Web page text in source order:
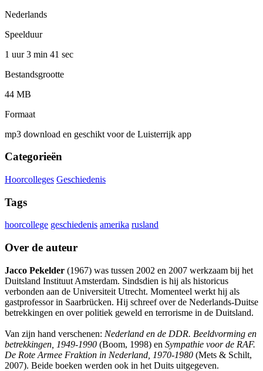
Nederlands
Speelduur
1 uur 3 min 41 sec
Bestandsgrootte
44 MB
Formaat
mp3 download en geschikt voor de Luisterrijk app
Categorieën
Hoorcolleges Geschiedenis
Tags
hoorcollege geschiedenis amerika rusland
Over de auteur
Jacco Pekelder (1967) was tussen 2002 en 2007 werkzaam bij het
Duitsland Instituut Amsterdam. Sindsdien is hij als historicus
verbonden aan de Universiteit Utrecht. Momenteel werkt hij als
gastprofessor in Saarbrücken. Hij schreef over de Nederlands-Duitse
betrekkingen en over politiek geweld en terrorisme in de Duitsland.
Van zijn hand verschenen: Nederland en de DDR. Beeldvorming en
betrekkingen, 1949-1990 (Boom, 1998) en Sympathie voor de RAF.
De Rote Armee Fraktion in Nederland, 1970-1980 (Mets & Schilt,
2007). Beide boeken werden ook in het Duits uitgegeven.